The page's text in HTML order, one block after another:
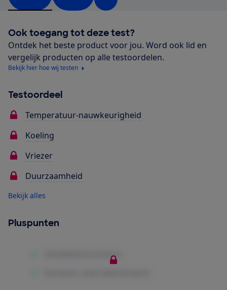
Ook toegang tot deze test?
Ontdek het beste product voor jou. Word ook lid en
vergelijk producten op alle testoordelen.
Bekijk hier hoe wij testen
Testoordeel
Temperatuur-nauwkeurigheid
Koeling
Vriezer
Duurzaamheid
Bekijk alles
Pluspunten